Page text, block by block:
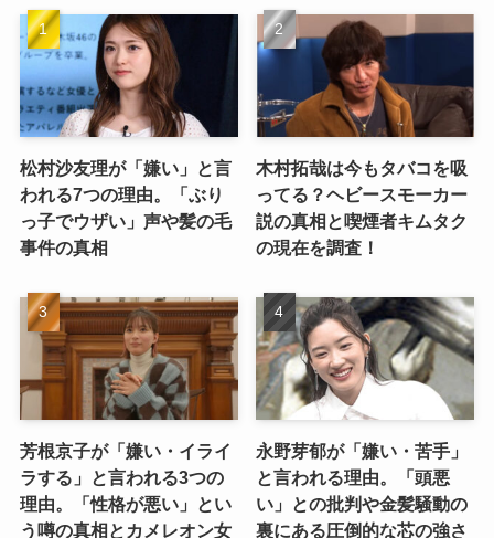
松村沙友理が「嫌い」と言
われる7つの理由。「ぶり
っ子でウザい」声や髪の毛
事件の真相
木村拓哉は今もタバコを吸
ってる？ヘビースモーカー
説の真相と喫煙者キムタク
の現在を調査！
芳根京子が「嫌い・イライ
ラする」と言われる3つの
理由。「性格が悪い」とい
う噂の真相とカメレオン女
永野芽郁が「嫌い・苦手」
と言われる理由。「頭悪
い」との批判や金髪騒動の
裏にある圧倒的な芯の強さ